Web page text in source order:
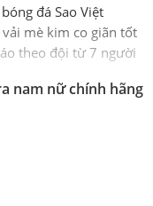
đá Sao Việt
mè kim co giãn tốt
theo đội từ 7 người
nam nữ chính hãng